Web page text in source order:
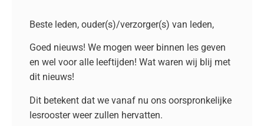
Beste leden, ouder(s)/verzorger(s) van leden,
Goed nieuws! We mogen weer binnen les geven
en wel voor alle leeftijden! Wat waren wij blij met
dit nieuws!
Dit betekent dat we vanaf nu ons oorspronkelijke
lesrooster weer zullen hervatten.